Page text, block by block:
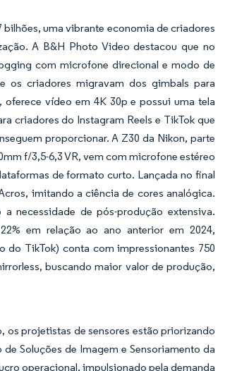
uma vibrante economia de criadores
A B&H Photo Video destacou que no
com microfone direcional e modo de
os criadores migravam dos gimbals para
vídeo em 4K 30p e possui uma tela
criadores do Instagram Reels e TikTok que
proporcionar. A Z30 da Nikon, parte
f/3,5-6,3 VR, vem com microfone estéreo
de formato curto. Lançada no final
imitando a ciência de cores analógica.
necessidade de pós-produção extensiva.
em relação ao ano anterior em 2024,
TikTok) conta com impressionantes 750
buscando maior valor de produção,
projetistas de sensores estão priorizando
Soluções de Imagem e Sensoriamento da
operacional, impulsionado pela demanda